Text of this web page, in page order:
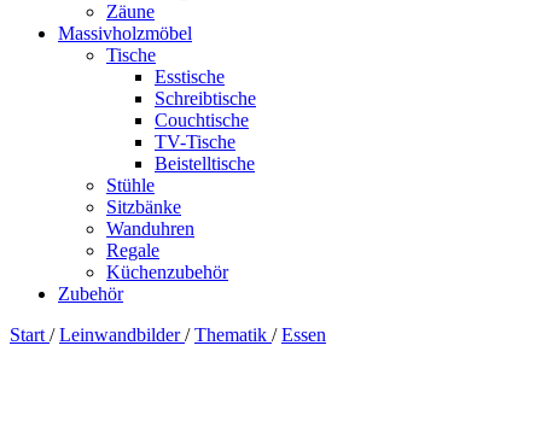
Zäune
Massivholzmöbel
Tische
Esstische
Schreibtische
Couchtische
TV-Tische
Beistelltische
Stühle
Sitzbänke
Wanduhren
Regale
Küchenzubehör
Zubehör
Start / Leinwandbilder/ Thematik / Essen